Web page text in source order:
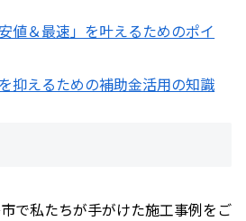
値＆最速」を叶えるためのポイ
抑えるための補助金活用の知識
で私たちが手がけた施工事例をご